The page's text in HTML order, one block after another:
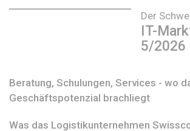
Der
IT-
5/2026
Beratung, Schulungen, Services - wo
Geschäftspotenzial brachliegt
Was das Logistikunternehmen